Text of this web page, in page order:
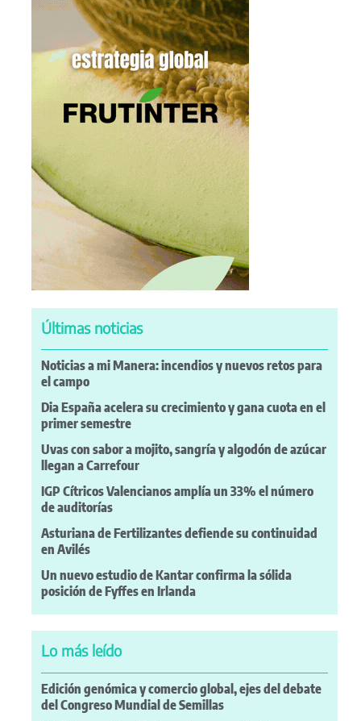
Últimas noticias
Noticias a mi Manera: incendios y nuevos retos para
el campo
Dia España acelera su crecimiento y gana cuota en el
primer semestre
Uvas con sabor a mojito, sangría y algodón de azúcar
llegan a Carrefour
IGP Cítricos Valencianos amplía un 33% el número
de auditorías
Asturiana de Fertilizantes defiende su continuidad
en Avilés
Un nuevo estudio de Kantar confirma la sólida
posición de Fyffes en Irlanda
Lo más leído
Edición genómica y comercio global, ejes del debate
del Congreso Mundial de Semillas